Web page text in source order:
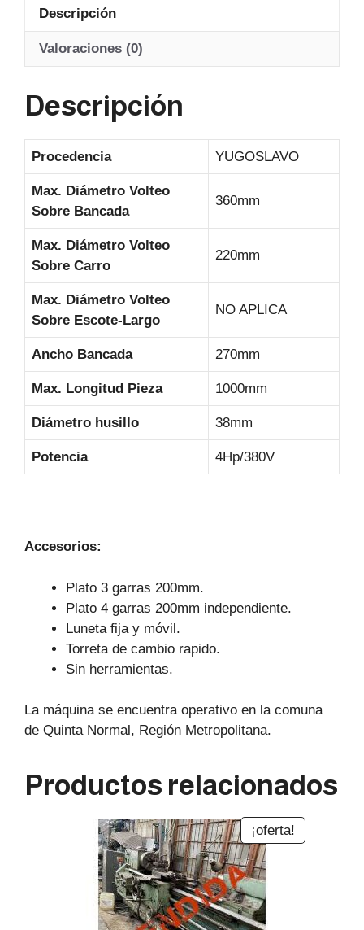
s
A
p
e
b
o
k
gr
a
Descripción
Valoraciones (0)
Descripción
Procedencia YUGOSLAVO
Max. Diámetro Volteo
Sobre Bancada
360mm
Max. Diámetro Volteo
Sobre Carro
220mm
Max. Diámetro Volteo
Sobre Escote-Largo
NO APLICA
Ancho Bancada 270mm
Max. Longitud Pieza 1000mm
Diámetro husillo 38mm
Potencia 4Hp/380V
Accesorios:
Plato 3 garras 200mm.
Plato 4 garras 200mm independiente.
Luneta fija y móvil.
Torreta de cambio rapido.
Sin herramientas.
La máquina se encuentra operativo en la comuna
de Quinta Normal, Región Metropolitana.
Productos relacionados
¡oferta!